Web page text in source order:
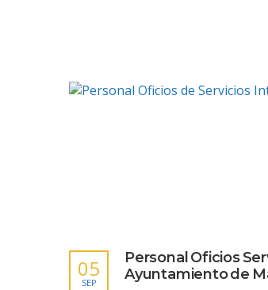
Personal Oficios
Ayuntamiento de
05
SEP